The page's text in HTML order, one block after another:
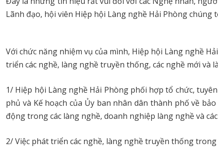
Lãnh đạo, hội viên Hiệp hội Làng nghề Hải Phòng chúng
Với chức năng nhiệm vụ của mình, Hiệp hội Làng nghề
triển các nghề, làng nghề truyền thống, các nghề mới
1/ Hiệp hội Làng nghề Hải Phòng phối hợp tổ chức,
phủ và Kế hoạch của Ủy ban nhân dân thành phố về
động trong các làng nghề, doanh nghiệp làng nghề và
2/ Việc phát triển các nghề, làng nghề truyền thống